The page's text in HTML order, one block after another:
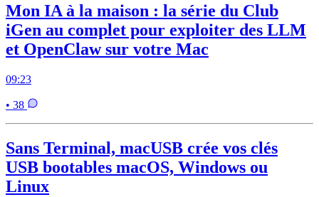
Mon IA à la maison : la série du Club
iGen au complet pour exploiter des LLM
et OpenClaw sur votre Mac
09:23
• 38
Sans Terminal, macUSB crée vos clés
USB bootables macOS, Windows ou
Linux